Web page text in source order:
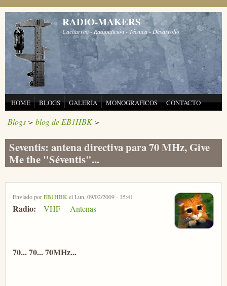
Pasar al contenido principal
RADIO-MAKERS
Cacharreo - Radioafición - Técnica - Desarrollo
HOME BLOGS GALERIA MONOGRAFICOS CONTACTO
Blogs > blog de EB1HBK>
Seventis: antena directiva para 70 MHz, Give
Me the "Séventis"...
Enviado porEB1HBK el Lun, 09/02/2009 - 15:41
Radio: VHF Antenas
70... 70... 70MHz...